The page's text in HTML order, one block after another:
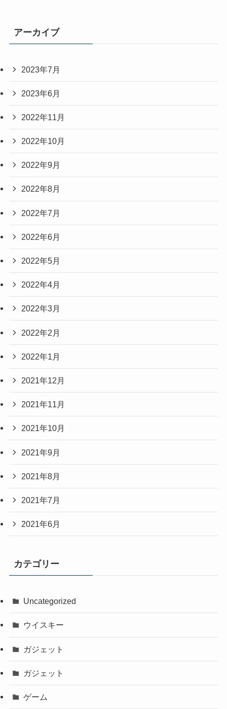
アーカイブ
2023年7月
2023年6月
2022年11月
2022年10月
2022年9月
2022年8月
2022年7月
2022年6月
2022年5月
2022年4月
2022年3月
2022年2月
2022年1月
2021年12月
2021年11月
2021年10月
2021年9月
2021年8月
2021年7月
2021年6月
カテゴリー
Uncategorized
ウイスキー
ガジェット
ガジェット
ゲーム